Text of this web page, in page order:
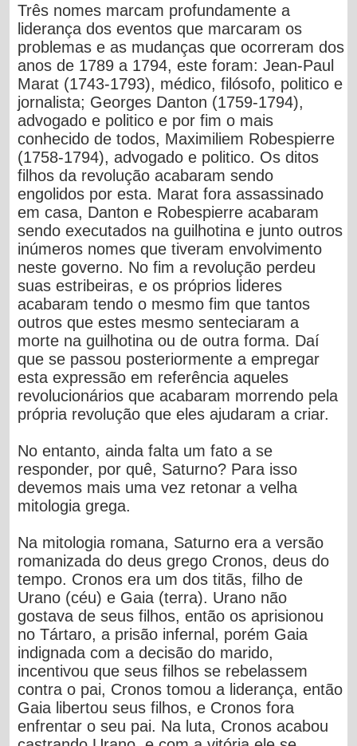
Três nomes marcam profundamente a
liderança dos eventos que marcaram os
problemas e as mudanças que ocorreram dos
anos de 1789 a 1794, este foram:Jean-Paul
Marat (1743-1793), médico, filósofo, politico e
jornalista; Georges Danton (1759-1794),
advogado e politico e por fim o mais
conhecido de todos, Maximiliem Robespierre
(1758-1794), advogado e politico. Os ditos
filhos da revolução acabaram sendo
engolidos por esta. Marat fora assassinado
em casa, Danton e Robespierre acabaram
sendo executados na guilhotina e junto outros
inúmeros nomes que tiveram envolvimento
neste governo. No fim a revolução perdeu
suas estribeiras, e os próprios lideres
acabaram tendo o mesmo fim que tantos
outros que estes mesmo senteciaram a
morte na guilhotina ou de outra forma. Daí
que se passou posteriormente a empregar
esta expressão em referência aqueles
revolucionários que acabaram morrendo pela
própria revolução que eles ajudaram a criar.
No entanto, ainda falta um fato a se
responder, por quê, Saturno? Para isso
devemos mais uma vez retonar a velha
mitologia grega.
Na mitologia romana, Saturnoera a versão
romanizada do deus grego Cronos, deus do
tempo. Cronos era um dos titãs, filho de
Urano (céu) e Gaia (terra). Urano não
gostava de seus filhos, então os aprisionou
noTártaro, a prisão infernal, porém Gaia
indignada com a decisão do marido,
incentivou que seus filhos se rebelassem
contra o pai, Cronos tomou a liderança, então
Gaia libertou seus filhos, e Cronos fora
enfrentar o seu pai. Na luta, Cronos acabou